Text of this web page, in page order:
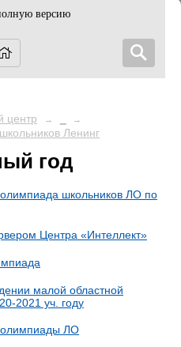
версию
центр → →
Ленинградской
год
школьников ЛО по
Центра «Интеллект»
малой областной
2021 уч. году
олимпиады ЛО